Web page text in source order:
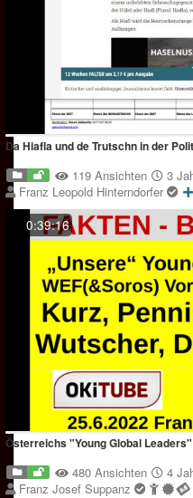
Da Hiafla und de Trutschn in der
119 Ansichten
3
Franz Leopold Hinterndorfer
0:39:16
480 Ansichten
4
Franz Josef Suppanz